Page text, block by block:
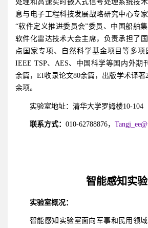
处理和高速实时嵌入式信号处理系统技
息与电子工程科技发展战略研究中心专
“软件定义推进委员会”委员、中国船舶
软件化雷达技术大会主席，负责承担了
点国家专项、自然科学基金项目等多
IEEE TSP、AES、中国科学等国内外期
余篇，EI收录论文80余篇，出版学术译著
余项。
实验室地址：清华大学罗姆楼10-104
联系方式： 010-62788876，
智能感知实
实验室概况：
智能感知实验室面向军事和民用领